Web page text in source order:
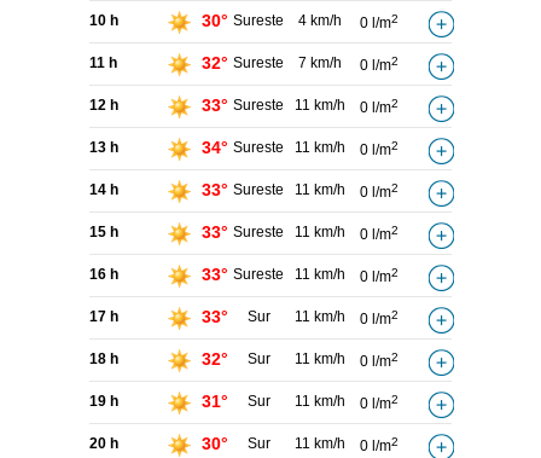
10 h 30° Sureste 4 km/h 0 l/m2
11 h 32° Sureste 7 km/h 0 l/m2
12 h 33° Sureste 11 km/h 0 l/m2
13 h 34° Sureste 11 km/h 0 l/m2
14 h 33° Sureste 11 km/h 0 l/m2
15 h 33° Sureste 11 km/h 0 l/m2
16 h 33° Sureste 11 km/h 0 l/m2
17 h 33° Sur 11 km/h 0 l/m2
18 h 32° Sur 11 km/h 0 l/m2
19 h 31° Sur 11 km/h 0 l/m2
20 h 30° Sur 11 km/h 0 l/m2